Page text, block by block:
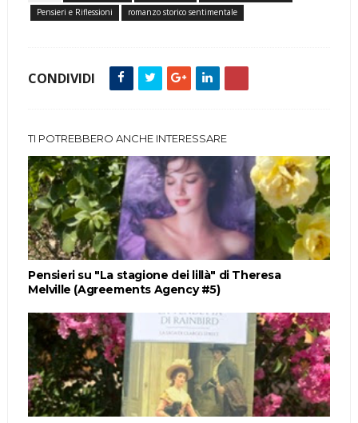
Pensieri e Riflessioni
romanzo storico sentimentale
CONDIVIDI
TI POTREBBERO ANCHE INTERESSARE
Pensieri su "La stagione dei lillà" di Theresa
Melville (Agreements Agency #5)